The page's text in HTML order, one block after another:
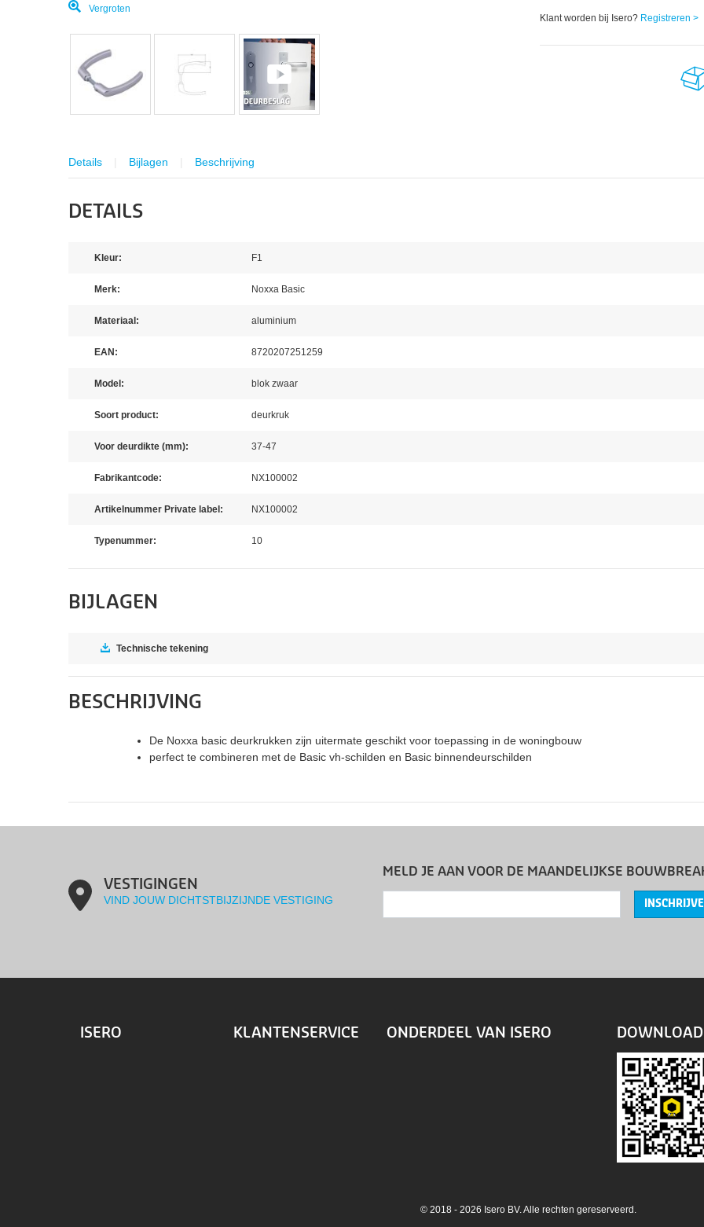
Vergroten
Klant worden bij Isero? Registreren >
Details Bijlagen Beschrijving
DETAILS
Kleur: F1
Merk: Noxxa Basic
Materiaal: aluminium
EAN: 8720207251259
Model: blok zwaar
Soort product: deurkruk
Voor deurdikte (mm): 37-47
Fabrikantcode: NX100002
Artikelnummer Private label: NX100002
Typenummer: 10
BIJLAGEN
Technische tekening
BESCHRIJVING
De Noxxa basic deurkrukken zijn uitermate geschikt voor toepassing in de woningbouw
perfect te combineren met de Basic vh-schilden en Basic binnendeurschilden
VESTIGINGEN
VIND JOUW DICHTSTBIJZIJNDE VESTIGING
MELD JE AAN VOOR DE MAANDELIJKSE
ISERO KLANTENSERVICE ONDERDEEL VAN ISERO
© 2018 - 2026 Isero BV. Alle rechten gereserveerd.